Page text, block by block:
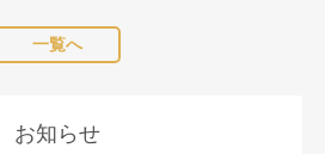
一覧へ
お知らせ